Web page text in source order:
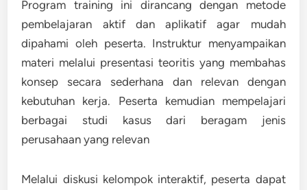
Program training ini dirancang dengan metode
pembelajaran aktif dan aplikatif agar mudah
dipahami oleh peserta. Instruktur menyampaikan
materi melalui presentasi teoritis yang membahas
konsep secara sederhana dan relevan dengan
kebutuhan kerja. Peserta kemudian mempelajari
berbagai studi kasus dari beragam jenis
perusahaan yang relevan
Melalui diskusi kelompok interaktif, peserta dapat